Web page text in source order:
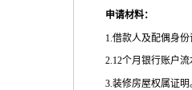
申请材料：
1.借款人及配偶身
2.12个月银行账户
3. 装修房屋权属证明